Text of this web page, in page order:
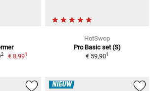
2 € 8,991
HotSwop
Pro Basic set (S)
€ 59,901
NIEUW